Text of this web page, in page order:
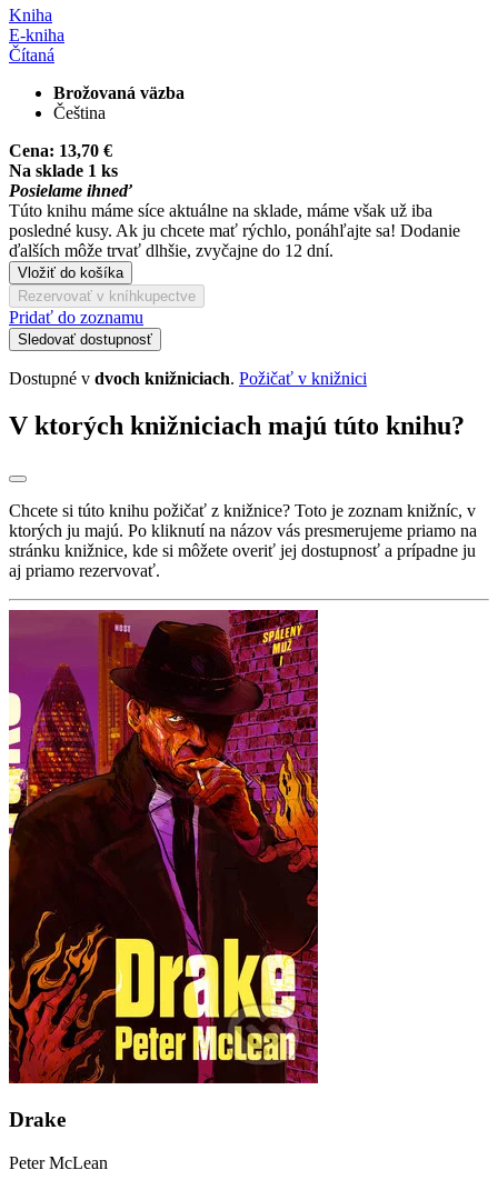
Kniha
E-kniha
Čítaná
Brožovaná väzba
Čeština
Cena: 13,70 €
Na sklade 1 ks
Posielame ihneď
Túto knihu máme síce aktuálne na sklade, máme však už iba
posledné kusy. Ak ju chcete mať rýchlo, ponáhľajte sa! Dodanie
ďalších môže trvať dlhšie, zvyčajne do 12 dní.
Vložiť do košíka
Rezervovať v kníhkupectve
Pridať do zoznamu
Sledovať dostupnosť
Dostupné v dvoch knižniciach. Požičať v knižnici
V ktorých knižniciach majú túto knihu?
Chcete si túto knihu požičať z knižnice? Toto je zoznam knižníc, v
ktorých ju majú. Po kliknutí na názov vás presmerujeme priamo na
stránku knižnice, kde si môžete overiť jej dostupnosť a prípadne ju
aj priamo rezervovať.
Drake
Peter McLean